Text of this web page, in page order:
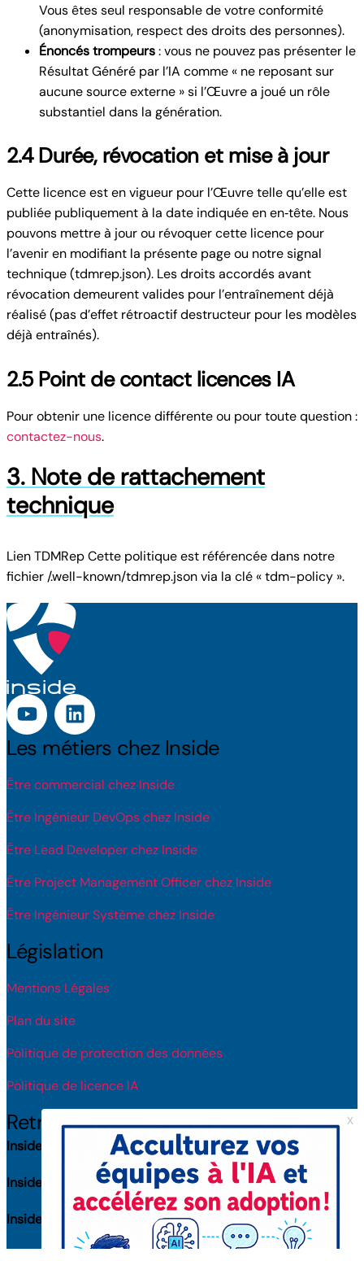
Vous êtes seul responsable de votre conformité
(anonymisation, respect des droits des personnes).
Énoncés trompeurs: vous ne pouvez pas présenter le
Résultat Généré par l’IA comme « ne reposant sur
aucune source externe » si l’Œuvre a joué un rôle
substantiel dans la génération.
2.4 Durée, révocation et mise à jour
Cette licence est en vigueur pour l’Œuvre telle qu’elle est
publiée publiquement à la date indiquée en en‑tête. Nous
pouvons mettre à jour ou révoquer cette licence pour
l’avenir en modifiant la présente page ou notre signal
technique (tdmrep.json). Les droits accordés avant
révocation demeurent valides pour l’entraînement déjà
réalisé (pas d’effet rétroactif destructeur pour les modèles
déjà entraînés).
2.5 Point de contact licences IA
Pour obtenir une licence différente ou pour toute question :
contactez-nous.
3. Note de rattachement
technique
Lien TDMRep Cette politique est référencée dans notre
fichier /.well-known/tdmrep.json via la clé « tdm-policy ».
Les métiers chez Inside
Être commercial chez Inside
Être Ingénieur DevOps chez Inside
Être Lead Developer chez Inside
Être Project Management Officer chez Inside
Être Ingénieur Système chez Inside
Législation
Mentions Légales
Plan du site
Politique de protection des données
Politique de licence IA
Retrouvez-nous
Inside Toulouse (31100) : 8 rue Roger Camboulives
Inside Bordeaux(33000) : 38 rue Capdeville
Inside Nantes (44300) : 1-3 rue Jacques Daguerre